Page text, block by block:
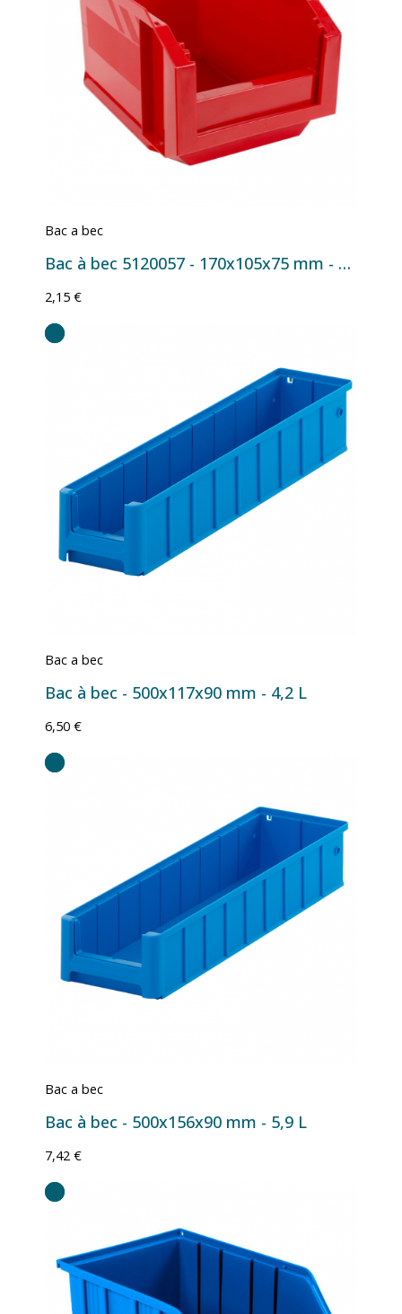
Bac a bec
Bac à bec 5120057 - 170x105x75 mm - 1 L Rouge
2,15 €
Bac a bec
Bac à bec - 500x117x90 mm - 4,2 L
6,50 €
Bac a bec
Bac à bec - 500x156x90 mm - 5,9 L
7,42 €